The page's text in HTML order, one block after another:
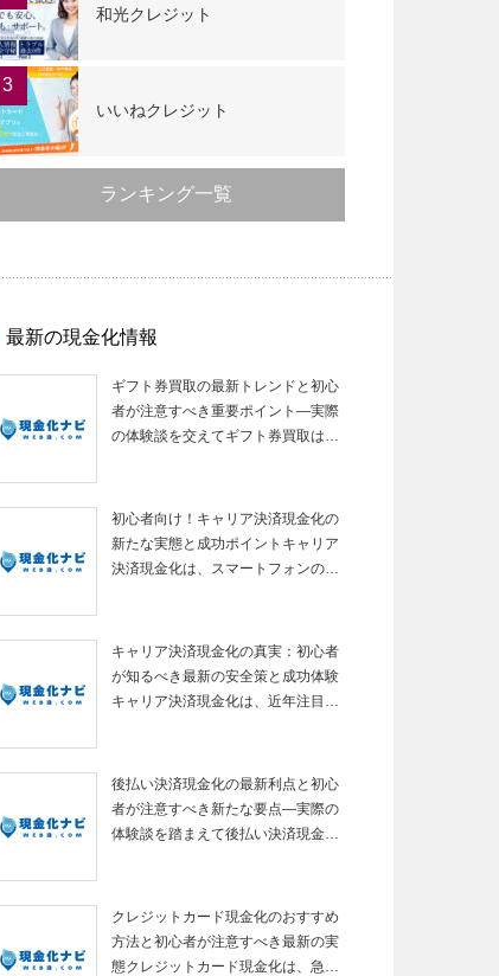
和光クレジット
3
いいねクレジット
ランキング一覧
最新の現金化情報
ギフト券買取の最新トレンドと初心
者が注意すべき重要ポイント—実際
の体験談を交えてギフト券買取は…
初心者向け！キャリア決済現金化の
新たな実態と成功ポイントキャリア
決済現金化は、スマートフォンの…
キャリア決済現金化の真実：初心者
が知るべき最新の安全策と成功体験
キャリア決済現金化は、近年注目…
後払い決済現金化の最新利点と初心
者が注意すべき新たな要点—実際の
体験談を踏まえて後払い決済現金…
クレジットカード現金化のおすすめ
方法と初心者が注意すべき最新の実
態クレジットカード現金化は、急…